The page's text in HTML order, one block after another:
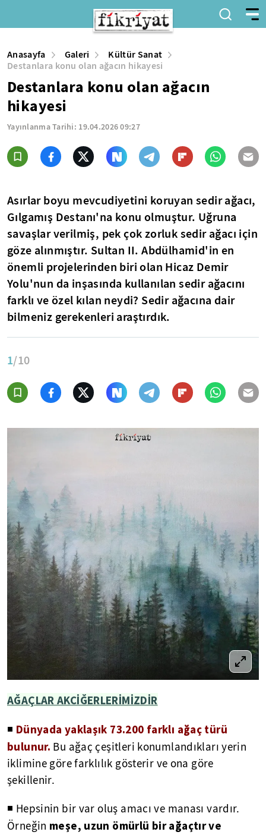
Anasayfa Galeri
Kültür Sanat
Destanlara konu olan ağacın hikayesi
Destanlara konu olan ağacın
hikayesi
Yayınlanma Tarihi: 19.04.2026 09:27
Asırlar boyu mevcudiyetini koruyan sedir ağacı,
Gılgamış Destanı'na konu olmuştur. Uğruna
savaşlar verilmiş, pek çok zorluk sedir ağacı için
göze alınmıştır. Sultan II. Abdülhamid'in en
önemli projelerinden biri olan Hicaz Demir
Yolu'nun da inşasında kullanılan sedir ağacını
farklı ve özel kılan neydi? Sedir ağacına dair
bilmeniz gerekenleri araştırdık.
1/10
AĞAÇLAR AKCİĞERLERİMİZDİR
◾ Dünyada yaklaşık 73.200 farklı ağaç türü
bulunur. Bu ağaç çeşitleri konumlandıkları yerin
iklimine göre farklılık gösterir ve ona göre
şekillenir.
◾ Hepsinin bir var oluş amacı ve manası vardır.
Örneğin meşe, uzun ömürlü bir ağaçtır ve